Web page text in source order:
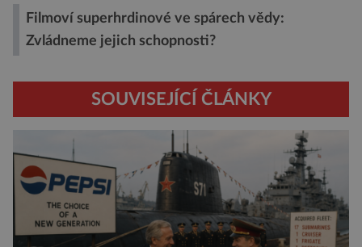
Filmoví superhrdinové ve spárech vědy:
Zvládneme jejich schopnosti?
SOUVISEJÍCÍ ČLÁNKY